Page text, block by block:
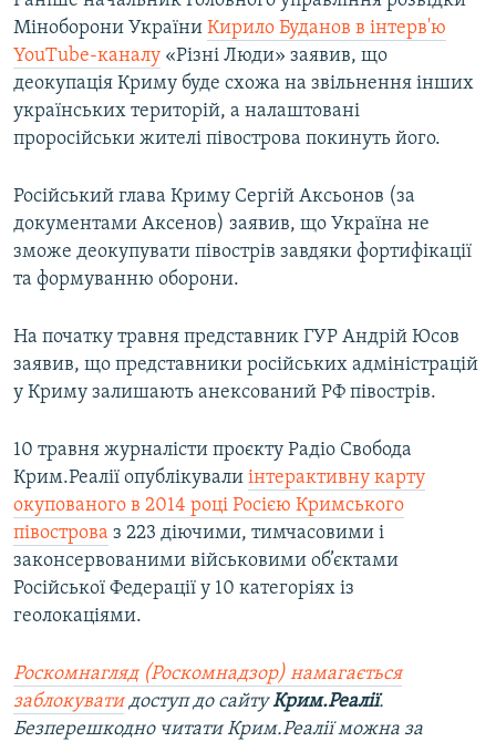
Міноборони України Кирило Буданов в інтерв'ю
YouTube-каналу «Різні Люди» заявив, що
деокупація Криму буде схожа на звільнення інших
українських територій, а налаштовані
проросійськи жителі півострова покинуть його.
Російський глава Криму Сергій Аксьонов (за
документами Аксенов) заявив, що Україна не
зможе деокупувати півострів завдяки фортифікації
та формуванню оборони.
На початку травня представник ГУР Андрій Юсов
заявив, що представники російських адміністрацій
у Криму залишають анексований РФ півострів.
10 травня журналісти проєкту Радіо Свобода
Крим.Реалії опублікували інтерактивну карту
окупованого в 2014 році Росією Кримського
півострова з 223 діючими, тимчасовими і
законсервованими військовими об’єктами
Російської Федерації у 10 категоріях із
геолокаціями.
Роскомнагляд (Роскомнадзор) намагається
заблокуватидоступ до сайтуКрим.Реалії.
Безперешкодно читати Крим.Реалії можна за